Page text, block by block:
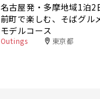
名古屋発・多摩地域1泊2
前町で楽しむ、そばグル
モデルコース
Outings 東京都